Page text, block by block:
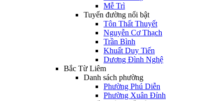
Mễ Trì
Tuyến đường nổi bật
Tôn Thất Thuyết
Nguyễn Cơ Thạch
Trần Bình
Khuất Duy Tiến
Dương Đình Nghệ
Bắc Từ Liêm
Danh sách phường
Phường Phú Diễn
Phường Xuân Đỉnh